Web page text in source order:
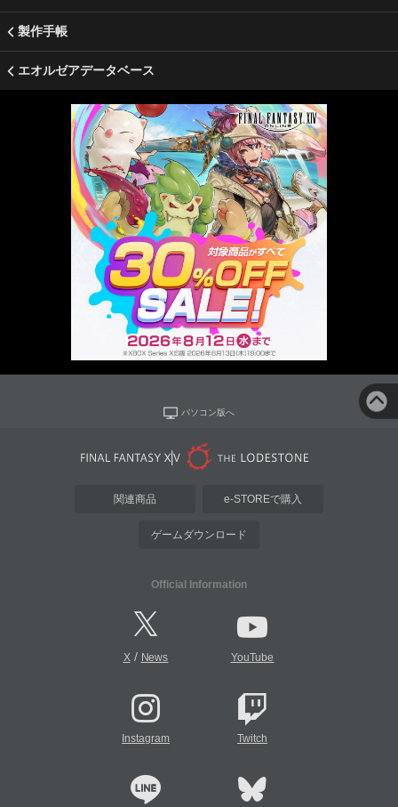
製作手帳
エオルゼアデータベース
パソコン版へ
関連商品 e-STOREで購入
ゲームダウンロード
Official Information
X/ News YouTube
Instagram Twitch